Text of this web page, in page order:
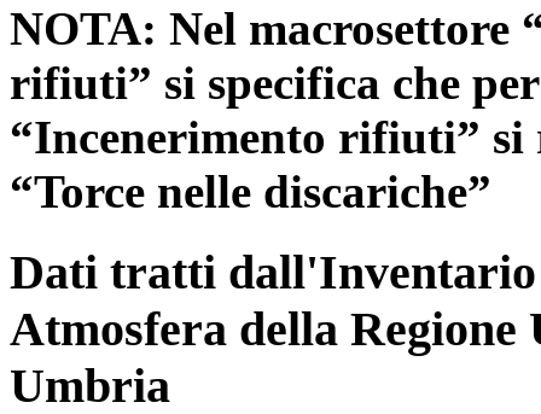
NOTA: Nel macrosettore
rifiuti” si specifica che
“Incenerimento rifiuti”
“Torce nelle discariche”
Dati tratti dall'Inventario
Atmosfera della
Umbria